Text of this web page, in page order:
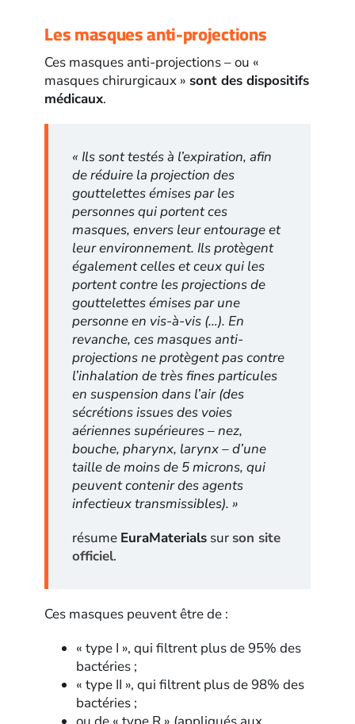
Les masques anti-projections
Ces masques anti-projections – ou «
masques chirurgicaux »sont des dispositifs
médicaux.
« Ils sont testés à l’expiration, afin
de réduire la projection des
gouttelettes émises par les
personnes qui portent ces
masques, envers leur entourage et
leur environnement. Ils protègent
également celles et ceux qui les
portent contre les projections de
gouttelettes émises par une
personne en vis-à-vis (…). En
revanche, ces masques anti-
projections ne protègent pas contre
l’inhalation de très fines particules
en suspension dans l’air (des
sécrétions issues des voies
aériennes supérieures – nez,
bouche, pharynx, larynx – d’une
taille de moins de 5 microns, qui
peuvent contenir des agents
infectieux transmissibles). »
résume EuraMaterials sur son site
officiel.
Ces masques peuvent être de :
« type I », qui filtrent plus de 95% des
bactéries ;
« type II », qui filtrent plus de 98% des
bactéries ;